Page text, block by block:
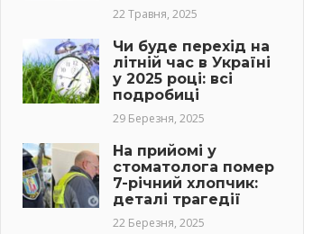
22 Травня, 2025
Чи буде перехід на
літній час в Україні
у 2025 році: всі
подробиці
29 Березня, 2025
На прийомі у
стоматолога помер
7-річний хлопчик:
деталі трагедії
22 Березня, 2025